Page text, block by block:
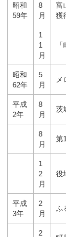
昭和
59年
8
月
富
獲
1
1
月
昭和
62年
5
月
平成
2年
8
月
茨
8
月
第
1
2
月
役
平成
3年
2
月
ふ
2